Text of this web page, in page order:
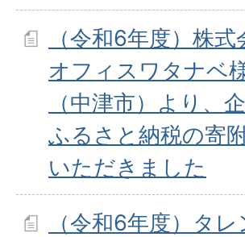
（令和6年度）株式
オフィスワタナベ
（中津市）より、
ふるさと納税の寄
いただきました
（令和6年度）タレ